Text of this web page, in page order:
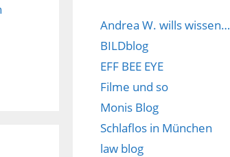
Andrea W. wills wissen…
BILDblog
EFF BEE EYE
Filme und so
Monis Blog
Schlaflos in München
law blog